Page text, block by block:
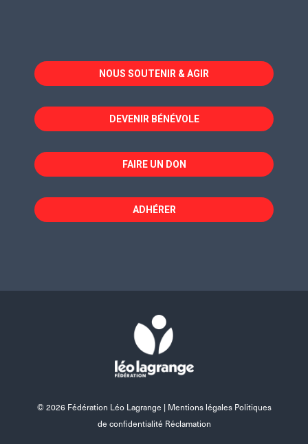
dans
une
fenêtre
dans
une
fenêtre
dans
une
fenêtre
NOUS SOUTENIR & AGIR
DEVENIR BÉNÉVOLE
FAIRE UN DON
ADHÉRER
© 2026 Fédération Léo Lagrange | Mentions légales Politiques
de confidentialité Réclamation